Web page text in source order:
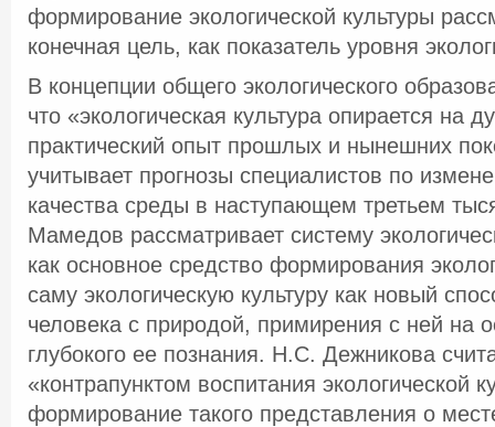
формирование экологической культуры
конечная цель, как показатель уровня
В концепции общего экологического
что «экологическая культура опирается на
практический опыт прошлых и нынешних
учитывает прогнозы специалистов по
качества среды в наступающем третьем
Мамедов рассматривает систему
как основное средство формирования
саму экологическую культуру как новый
человека с природой, примирения с ней на
глубокого ее познания. Н.С. Дежникова
«контрапунктом воспитания экологической
формирование такого представления о